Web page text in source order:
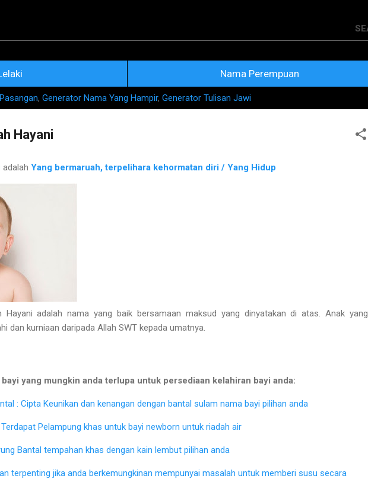
Nama Rujukan Terkini
Nama Perempuan
, Generator Nama Yang Hampir, Generator Tulisan Jawi
Hayani
adalah Yang bermaruah, terpelihara kehormatan diri / Yang Hidup
adalah nama yang baik bersamaan maksud yang dinyatakan di atas. Anak yang
dan kurniaan daripada Allah SWT kepada umatnya.
bayi yang mungkin anda terlupa untuk persediaan kelahiran bayi anda:
: Cipta Keunikan dan kenangan dengan bantal sulam nama bayi pilihan anda
Pelampung khas untuk bayi newborn untuk riadah air
Bantal tempahan khas dengan kain lembut pilihan anda
terpenting jika anda berkemungkinan mempunyai masalah untuk memberi susu secara